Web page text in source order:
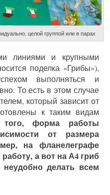
целой группой или в парах
линиями и крупными
поделка «Грибы»),
выполняться и
То есть в этом случае
который зависит от
к таким видам
того, форма работы
от размера
на фланелеграфе
а вот на А4 гриб
делать всем